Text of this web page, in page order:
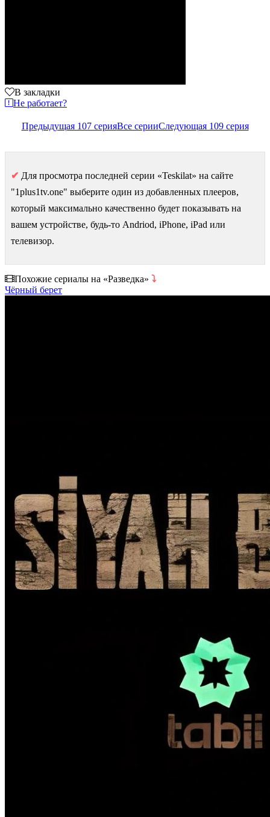
В закладки
Не работает?
Предыдущая 107 серияВсе серииСледующая 109 серия
✔ Для просмотра последней серии «Teskilat» на сайте
"1plus1tv.one" выберите один из добавленных плееров,
который максимально качественно будет показывать на
вашем устройстве, будь-то Andriod, iPhone, iPad или
телевизор.
Похожие сериалы на «Разведка» ⤵
Чёрный берет